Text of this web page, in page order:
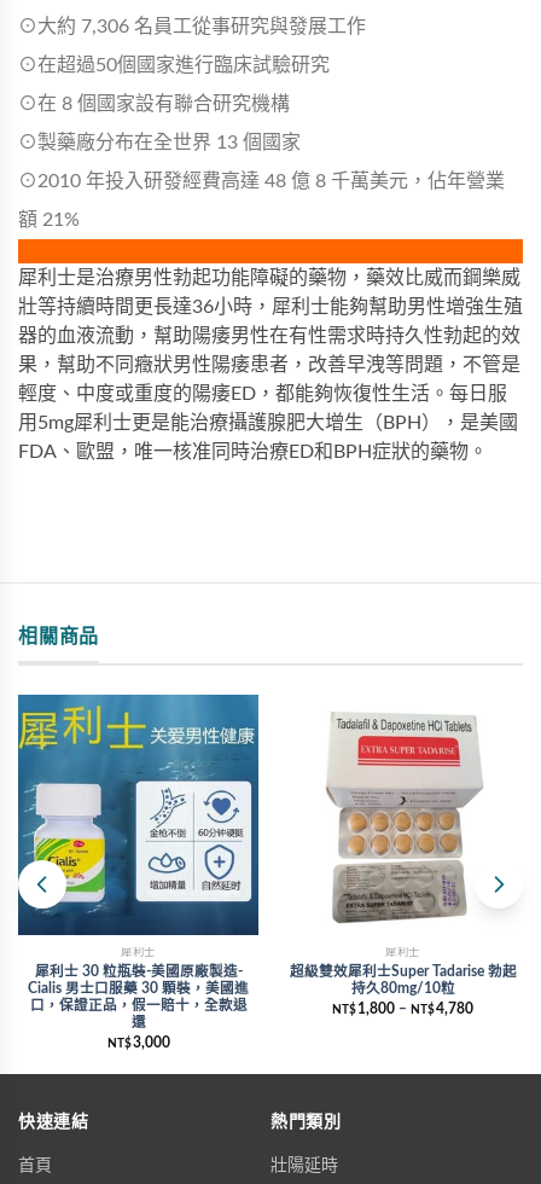
⊙大約 7,306 名員工從事研究與發展工作
⊙在超過50個國家進行臨床試驗研究
⊙在 8 個國家設有聯合研究機構
⊙製藥廠分布在全世界 13 個國家
⊙2010 年投入研發經費高達 48 億 8 千萬美元，佔年營業
額 21%
犀利士是治療男性勃起功能障礙的藥物，藥效比威而鋼樂威
壯等持續時間更長達36小時，犀利士能夠幫助男性增強生殖
器的血液流動，幫助陽痿男性在有性需求時持久性勃起的效
果，幫助不同癥狀男性陽痿患者，改善早洩等問題，不管是
輕度、中度或重度的陽痿ED，都能夠恢復性生活。每日服
用5mg犀利士更是能治療攝護腺肥大增生（BPH），是美國
FDA、歐盟，唯一核准同時治療ED和BPH症狀的藥物。
相關商品
犀利士
犀利士 30 粒瓶裝-美國原廠製造-
Cialis 男士口服藥 30 顆裝，美國進
口，保證正品，假一賠十，全款退
還
NT$3,000
犀利士
超級雙效犀利士Super Tadarise 勃起
持久80mg/10粒
NT$ 1,800 – NT$4,780
快速連結
首頁
熱門類別
壯陽延時